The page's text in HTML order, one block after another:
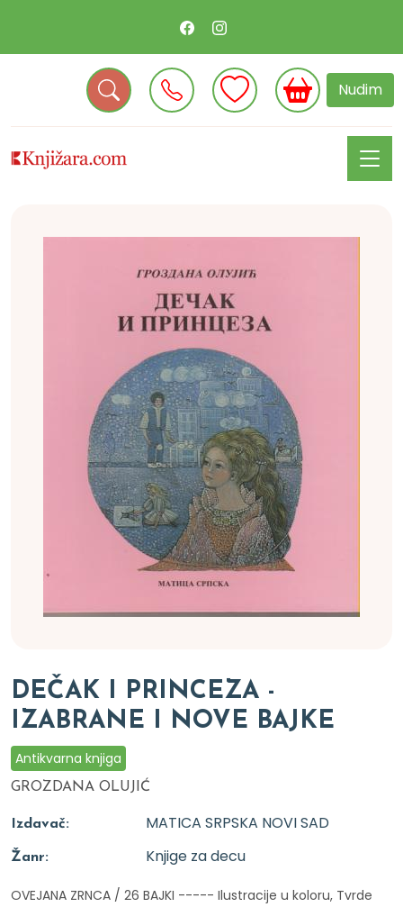
Nudim
DEČAK I PRINCEZA -
IZABRANE I NOVE BAJKE
Antikvarna knjiga
GROZDANA OLUJIĆ
Izdavač: MATICA SRPSKA NOVI SAD
Žanr: Knjige za decu
OVEJANA ZRNCA / 26 BAJKI ----- Ilustracije u koloru, Tvrde